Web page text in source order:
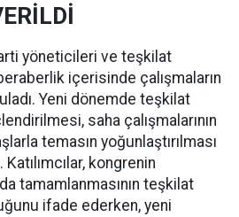
yöneticileri ve teşkilat
içerisinde çalışmaların
Yeni dönemde teşkilat
saha çalışmalarının
temasın yoğunlaştırılması
kongrenin
tamamlanmasının teşkilat
ifade ederken, yeni